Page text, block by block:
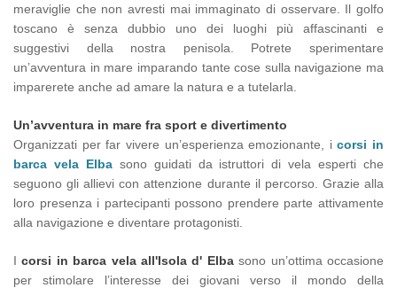
meraviglie che non avresti mai immaginato di osservare. Il golfo
toscano è senza dubbio uno dei luoghi più affascinanti e
suggestivi della nostra penisola. Potrete sperimentare
un’avventura in mare imparando tante cose sulla navigazione ma
imparerete anche ad amare la natura e a tutelarla.
Un’avventura in mare fra sport e divertimento
Organizzati per far vivere un’esperienza emozionante, icorsi in
barca vela Elbasono guidati da istruttori di vela esperti che
seguono gli allievi con attenzione durante il percorso. Grazie alla
loro presenza i partecipanti possono prendere parte attivamente
alla navigazione e diventare protagonisti.
Icorsi in barca vela all'Isola d' Elbasono un’ottima occasione
per stimolare l’interesse dei giovani verso il mondo della